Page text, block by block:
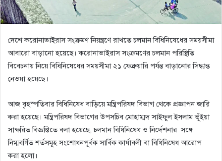
দেশে করোনাভাইরাস সংক্রমণ নিয়ন্ত্রণে রাখতে চলমান বিধিনিষেধের সময়সীমা
আবারো বাড়ানো হয়েছে। করোনাভাইরাস সংক্রমণের চলমান পরিস্থিতি
বিবেচনায় নিয়ে বিধিনিষেধের সময়সীমা ২১ ফেব্রুয়ারি পর্যন্ত বাড়ানোর সিদ্ধান্ত
নেওয়া হয়েছে।
আজ বৃহস্পতিবার বিধিনিষেধ বাড়িয়ে মন্ত্রিপরিষদ বিভাগ থেকে প্রজ্ঞাপন জারি
করা হয়েছে। মন্ত্রিপরিষদ বিভাগের উপসচিব মোহাম্মদ সাইফুল ইসলাম ভূঁইয়া
সাক্ষরিত বিজ্ঞপ্তিতে বলা হয়েছে, চলমান বিধিনিষেধ ও নির্দেশনার সঙ্গে
নিম্মবর্ণিত শর্তসমূহ সংশোধনপূর্বক সার্বিক কার্যাবলী বা বিধিনিষেধ আরোপ
করা হলো।